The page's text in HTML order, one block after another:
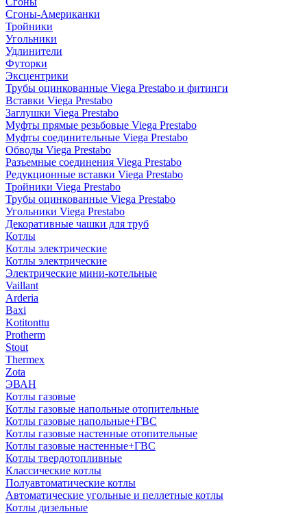
Сгоны-Американки
Тройники
Угольники
Удлинители
Футорки
Эксцентрики
Трубы оцинкованные Viega Prestabo и фитинги
Вставки Viega Prestabo
Заглушки Viega Prestabo
Муфты прямые резьбовые Viega Prestabo
Муфты соединительные Viega Prestabo
Обводы Viega Prestabo
Разъемные соединения Viega Prestabo
Редукционные вставки Viega Prestabo
Тройники Viega Prestabo
Трубы оцинкованные Viega Prestabo
Угольники Viega Prestabo
Декоративные чашки для труб
Котлы
Котлы электрические
Котлы электрические
Электрические мини-котельные
Vaillant
Arderia
Baxi
Kotitonttu
Protherm
Stout
Thermex
Zota
ЭВАН
Котлы газовые
Котлы газовые напольные отопительные
Котлы газовые напольные+ГВС
Котлы газовые настенные отопительные
Котлы газовые настенные+ГВС
Котлы твердотопливные
Классические котлы
Полуавтоматические котлы
Автоматические угольные и пеллетные котлы
Котлы дизельные